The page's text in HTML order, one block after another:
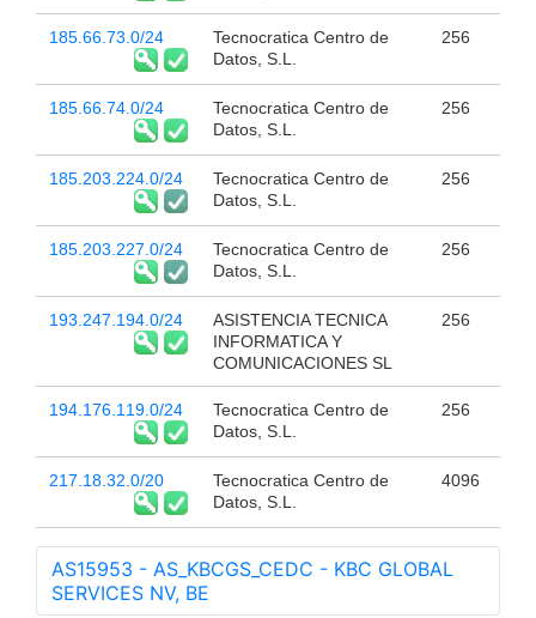
185.66.73.0/24
Tecnocratica Centro de
Datos, S.L.
256
185.66.74.0/24
Tecnocratica Centro de
Datos, S.L.
256
185.203.224.0/24
Tecnocratica Centro de
Datos, S.L.
256
185.203.227.0/24
Tecnocratica Centro de
Datos, S.L.
256
193.247.194.0/24
ASISTENCIA TECNICA
INFORMATICA Y
COMUNICACIONES SL
256
194.176.119.0/24
Tecnocratica Centro de
Datos, S.L.
256
217.18.32.0/20
Tecnocratica Centro de
Datos, S.L.
4096
AS15953 - AS_KBCGS_CEDC - KBC GLOBAL
SERVICES NV, BE